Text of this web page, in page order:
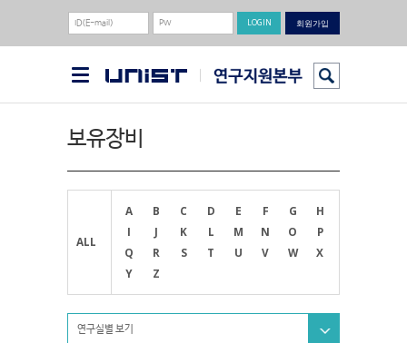
회원가입
보유장비
ALL
A B C D E F G
H
I
J K L M N O
P
Q
R S T U V W
X
Y
Z
연구실별 보기